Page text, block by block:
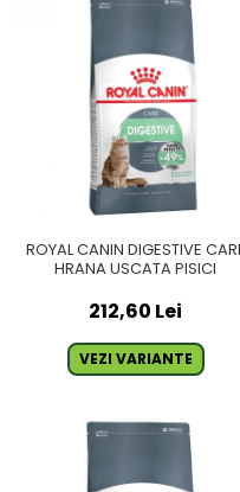
ROYAL CANIN DIGESTIVE
HRANA USCATA PISICI
212,60 Lei
VEZI VARIANTE